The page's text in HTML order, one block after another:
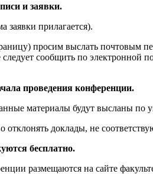
и заявки.
заявки прилагается).
просим выслать почтовым
сообщить по электронной
проведения конференции.
материалы будут высланы по
доклады, не
бесплатно.
размещаются на сайте